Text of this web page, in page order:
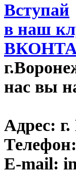
Вступай
в наш
нас вы
Адрес:
Телефон:
E-mail: